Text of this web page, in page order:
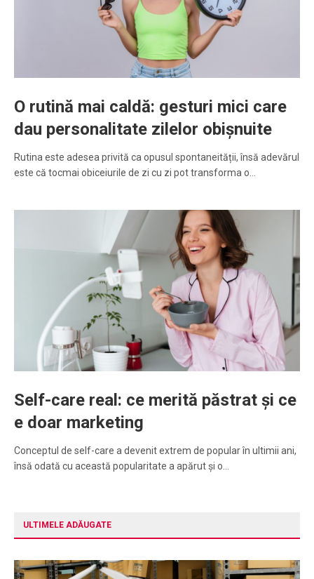
O rutină mai caldă: gesturi mici care
dau personalitate zilelor obișnuite
Rutina este adesea privită ca opusul spontaneității, însă adevărul
este că tocmai obiceiurile de zi cu zi pot transforma o…
Self-care real: ce merită păstrat și ce
e doar marketing
Conceptul de self-care a devenit extrem de popular în ultimii ani,
însă odată cu această popularitate a apărut și o…
ULTIMELE ADĂUGATE